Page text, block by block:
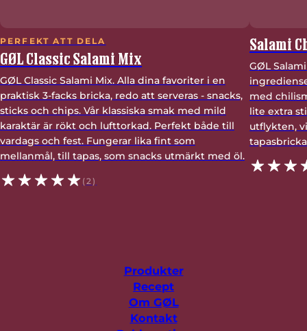
PERFEKT ATT DELA
GØL Classic Salami Mix
GØL Classic Salami Mix. Alla dina favoriter i en
praktisk 3-facks bricka, redo att serveras - snacks,
sticks och chips. Vår klassiska smak med mild
karaktär är rökt och lufttorkad. Perfekt både till
vardags och fest. Fungerar lika fint som
mellanmål, till tapas, som snacks utmärkt med öl.
(2)
Salami
GØL
med
lite extra
utflykten,
Produkter
Recept
Om GØL
Kontakt